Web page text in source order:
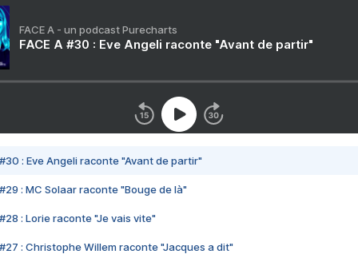
FACE A - un podcast Purecharts
FACE A #30 : Eve Angeli raconte "Avant de partir"
#30 : Eve Angeli raconte "Avant de partir"
#29 : MC Solaar raconte "Bouge de là"
#28 : Lorie raconte "Je vais vite"
#27 : Christophe Willem raconte "Jacques a dit"